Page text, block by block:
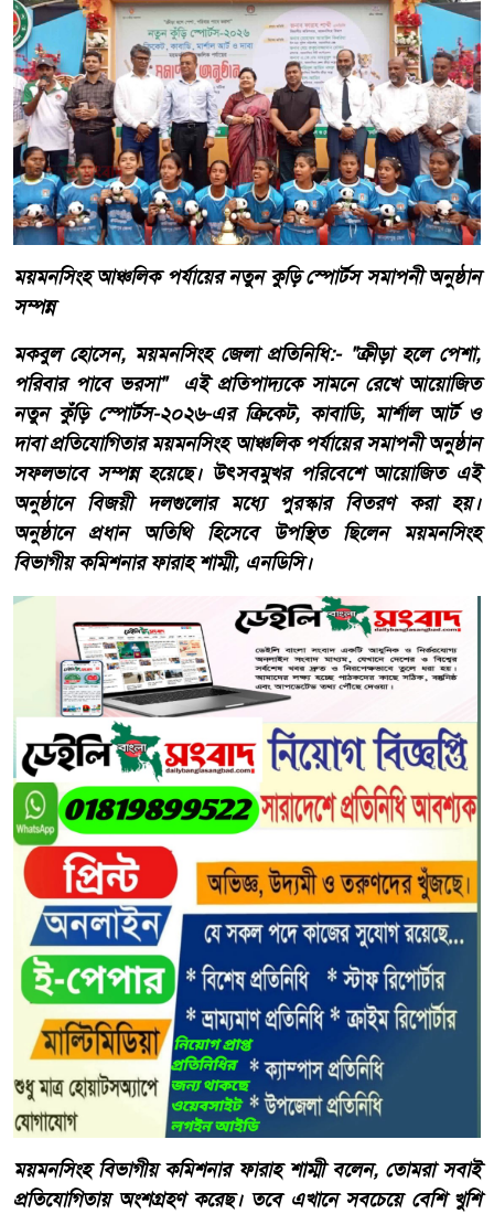
ময়মনসিংহ আঞ্চলিক পর্যায়ের নতুন কুড়ি স্পোর্টস সমাপনী অনুষ্ঠান
সম্পন্ন
মকবুল হোসেন, ময়মনসিংহ জেলা প্রতিনিধি:- "ক্রীড়া হলে পেশা,
পরিবার পাবে ভরসা" এই প্রতিপাদ্যকে সামনে রেখে আয়োজিত
নতুন কুঁড়ি স্পোর্টস-২০২৬-এর ক্রিকেট, কাবাডি, মার্শাল আর্ট ও
দাবা প্রতিযোগিতার ময়মনসিংহ আঞ্চলিক পর্যায়ের সমাপনী অনুষ্ঠান
সফলভাবে সম্পন্ন হয়েছে। উৎসবমুখর পরিবেশে আয়োজিত এই
অনুষ্ঠানে বিজয়ী দলগুলোর মধ্যে পুরস্কার বিতরণ করা হয়।
অনুষ্ঠানে প্রধান অতিথি হিসেবে উপস্থিত ছিলেন ময়মনসিংহ
বিভাগীয় কমিশনার ফারাহ শাম্মী, এনডিসি।
ময়মনসিংহ বিভাগীয় কমিশনার ফারাহ শাম্মী বলেন, তোমরা সবাই
প্রতিযোগিতায় অংশগ্রহণ করেছ। তবে এখানে সবচেয়ে বেশি খুশি